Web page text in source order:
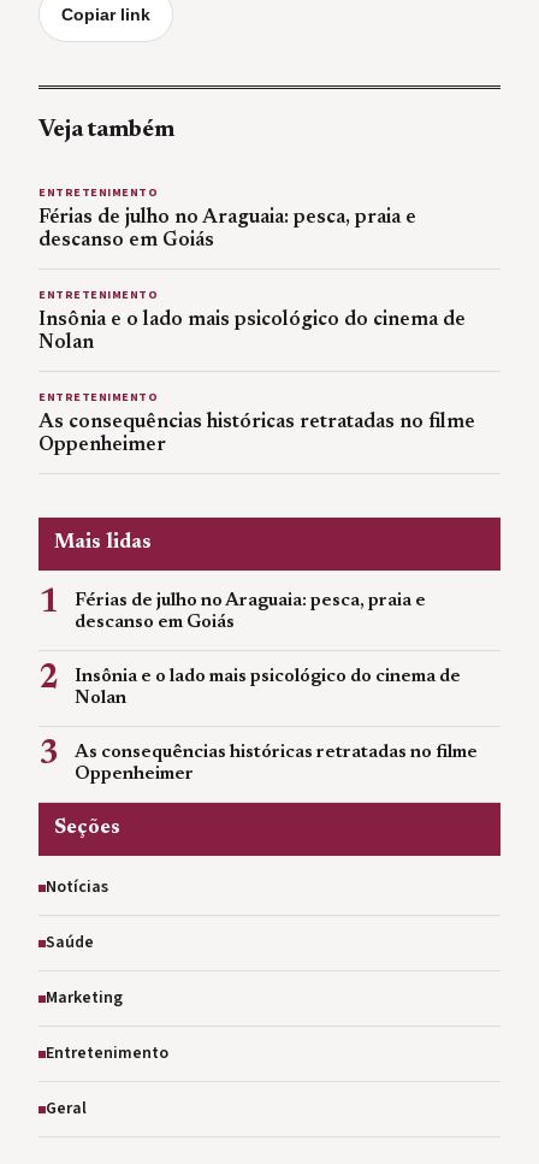
Copiar link
Veja também
ENTRETENIMENTO
Férias de julho no Araguaia: pesca, praia e
descanso em Goiás
ENTRETENIMENTO
Insônia e o lado mais psicológico do cinema de
Nolan
ENTRETENIMENTO
As consequências históricas retratadas no filme
Oppenheimer
Mais lidas
1
Férias de julho no Araguaia: pesca, praia e
descanso em Goiás
2
Insônia e o lado mais psicológico do cinema de
Nolan
3
As consequências históricas retratadas no filme
Oppenheimer
Seções
Notícias
Saúde
Marketing
Entretenimento
Geral